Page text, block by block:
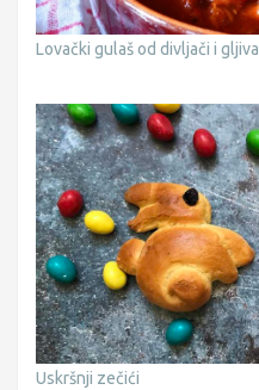
Lovački gulaš od divljači i gljiva
Uskršnji zečići